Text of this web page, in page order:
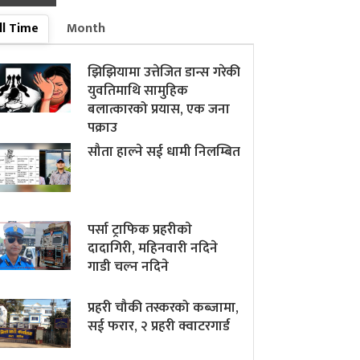
Time
Month
झिझियामा उत्तेजित डान्स गरेकी
युवतिमाथि सामुहिक
बलात्कारको प्रयास, एक जना
पक्राउ
सौता हाल्ने सई धामी निलम्बित
पर्सा ट्राफिक प्रहरीकाे
दादागिरी, महिनवारी नदिने
गाडी चल्न नदिने
प्रहरी चौकी तस्करको कब्जामा,
सई फरार, २ प्रहरी क्वाटरगार्ड